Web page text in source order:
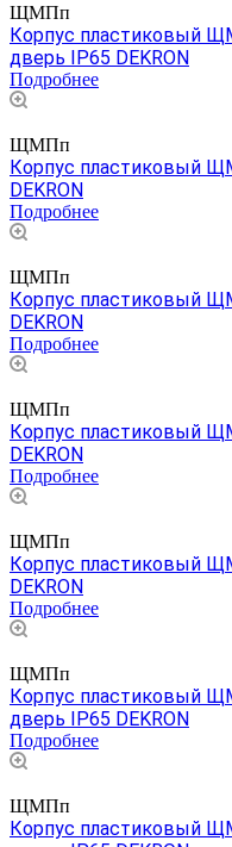
ЩМПп
Корпус пластиковый
дверь IP65 DEKRON
Подробнее
ЩМПп
Корпус пластиковый
DEKRON
Подробнее
ЩМПп
Корпус пластиковый
DEKRON
Подробнее
ЩМПп
Корпус пластиковый
DEKRON
Подробнее
ЩМПп
Корпус пластиковый
DEKRON
Подробнее
ЩМПп
Корпус пластиковый
дверь IP65 DEKRON
Подробнее
ЩМПп
Корпус пластиковый